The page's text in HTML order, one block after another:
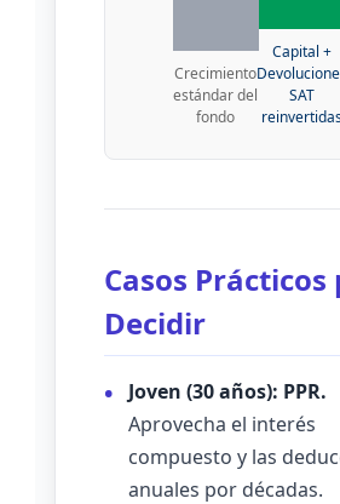
Crecimiento
estándar del
fondo
Capital +
SAT
Casos Prácticos
Decidir
Joven (30 años): PPR.
Aprovecha el interés
compuesto y las
anuales por décadas.